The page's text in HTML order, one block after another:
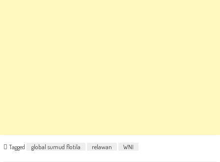
Tagged global sumud flotila relawan WNI